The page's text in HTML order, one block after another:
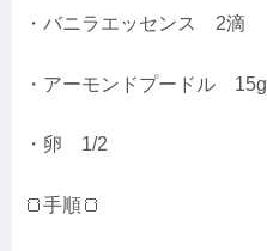
・バニラエッセンス 2滴
・アーモンドプードル 15g
・卵 1/2
🍞手順🍞